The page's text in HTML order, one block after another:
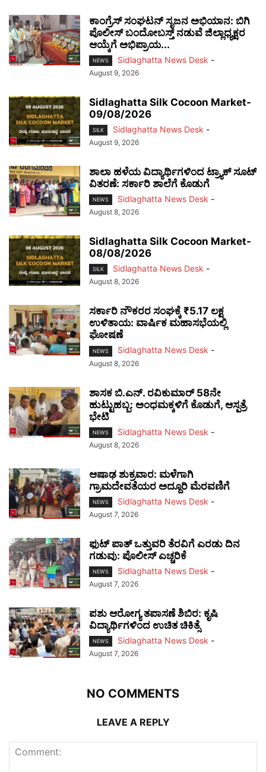
ಕಾಂಗ್ರೆಸ್ ಸಂಘಟನ್ ಸೃಜನ ಅಭಿಯಾನ: ಬಿಗಿ
ಪೊಲೀಸ್ ಬಂದೋಬಸ್ತ್ ನಡುವೆ ಜಿಲ್ಲಾಧ್ಯಕ್ಷರ
ಆಯ್ಕೆಗೆ ಅಭಿಪ್ರಾಯ...
NEWS Sidlaghatta News Desk -
August 9, 2026
Sidlaghatta Silk Cocoon Market-
09/08/2026
SILK Sidlaghatta News Desk -
August 9, 2026
ಶಾಲಾ ಹಳೆಯ ವಿದ್ಯಾರ್ಥಿಗಳಿಂದ ಟ್ರ್ಯಾಕ್‌ ಸೂಟ್
ವಿತರಣೆ: ಸರ್ಕಾರಿ ಶಾಲೆಗೆ ಕೊಡುಗೆ
NEWS Sidlaghatta News Desk -
August 8, 2026
Sidlaghatta Silk Cocoon Market-
08/08/2026
SILK Sidlaghatta News Desk -
August 8, 2026
ಸರ್ಕಾರಿ ನೌಕರರ ಸಂಘಕ್ಕೆ ₹5.17 ಲಕ್ಷ
ಉಳಿತಾಯ: ವಾರ್ಷಿಕ ಮಹಾಸಭೆಯಲ್ಲಿ
ಘೋಷಣೆ
NEWS Sidlaghatta News Desk -
August 8, 2026
ಶಾಸಕ ಬಿ.ಎನ್. ರವಿಕುಮಾರ್ 58ನೇ
ಹುಟ್ಟುಹಬ್ಬ: ಅಂಧಮಕ್ಕಳಿಗೆ ಕೊಡುಗೆ, ಆಸ್ಪತ್ರೆ
ಭೇಟಿ
NEWS Sidlaghatta News Desk -
August 8, 2026
ಆಷಾಢ ಶುಕ್ರವಾರ: ಮಳೆಗಾಗಿ
ಗ್ರಾಮದೇವತೆಯರ ಅದ್ದೂರಿ ಮೆರವಣಿಗೆ
NEWS Sidlaghatta News Desk -
August 7, 2026
ಫುಟ್‌ ಪಾತ್ ಒತ್ತುವರಿ ತೆರವಿಗೆ ಎರಡು ದಿನ
ಗಡುವು: ಪೊಲೀಸ್ ಎಚ್ಚರಿಕೆ
NEWS Sidlaghatta News Desk -
August 7, 2026
ಪಶು ಆರೋಗ್ಯ ತಪಾಸಣೆ ಶಿಬಿರ: ಕೃಷಿ
ವಿದ್ಯಾರ್ಥಿಗಳಿಂದ ಉಚಿತ ಚಿಕಿತ್ಸೆ
NEWS Sidlaghatta News Desk -
August 7, 2026
NO COMMENTS
LEAVE A REPLY